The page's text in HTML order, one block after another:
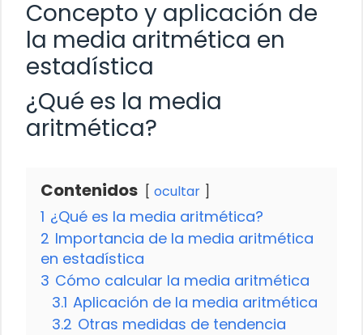
Concepto y aplicación de
la media aritmética en
estadística
¿Qué es la media
aritmética?
Contenidos ocultar
1 ¿Qué es la media aritmética?
2 Importancia de la media aritmética
en estadística
3 Cómo calcular la media aritmética
3.1 Aplicación de la media aritmética
3.2 Otras medidas de tendencia